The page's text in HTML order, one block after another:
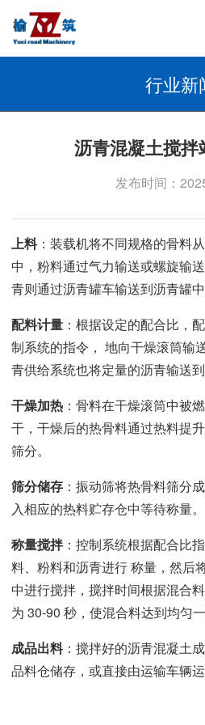
行业新
沥青混凝土搅
发布时间：
上料：装载机将不同规格的骨料
中，粉料通过气力输送或螺旋输
青则通过沥青罐车输送到沥青罐中
配料计量 ：根据设定的配合比，
制系统的指令， 地向干燥滚筒输
青供给系统也将定量的沥青输送到
干燥加热 ：骨料在干燥滚筒中被
干，干燥后的热骨料通过热料提
筛分。
筛分储存 ：振动筛将热骨料筛分
入相应的热料贮存仓中等待称量。
称量搅拌：控制系统根据配合比
料、粉料和沥青进行 称量，然后
中进行搅拌，搅拌时间根据混合
为 30-90 秒，使混合料达到均匀一
成品出料：搅拌好的沥青混凝土
品料仓储存，或直接由运输车辆运